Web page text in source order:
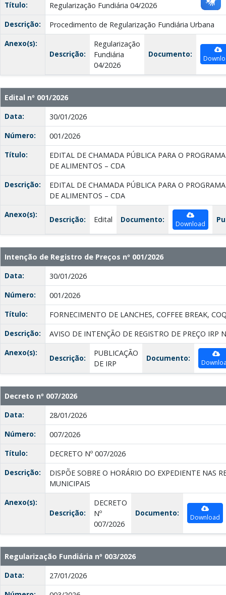
Título:
Regularização Fundiária 04/2026
Descrição:
Procedimento de Regularização Fundiária Urbana
Anexo(s):
Descrição:
Regularização
Fundiária
04/2026
Documento:
Edital nº 001/2026
Data:
30/01/2026
Número:
001/2026
Título:
EDITAL DE CHAMADA PÚBLICA PARA O
DE ALIMENTOS – CDA
Descrição:
EDITAL DE CHAMADA PÚBLICA PARA O
DE ALIMENTOS – CDA
Anexo(s):
Descrição: Edital Documento: Download
Intenção de Registro de Preços nº 001/2026
Data:
30/01/2026
Número:
001/2026
Título:
FORNECIMENTO DE LANCHES, COFFEE BREAK,
Descrição:
AVISO DE INTENÇÃO DE REGISTRO DE PREÇO IRP
Anexo(s):
Descrição:
PUBLICAÇÃO
DE IRP
Documento:
Decreto nº 007/2026
Data:
28/01/2026
Número:
007/2026
Título:
DECRETO Nº 007/2026
Descrição:
DISPÕE SOBRE O HORÁRIO DO EXPEDIENTE NAS
MUNICIPAIS
Anexo(s):
Descrição:
DECRETO
Nº
007/2026
Documento: Download
Regularização Fundiária nº 003/2026
Data:
27/01/2026